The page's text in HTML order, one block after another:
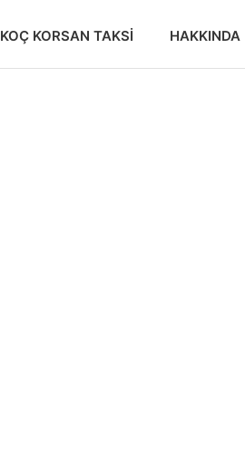
KOÇ KORSAN TAKSI HAKKINDA